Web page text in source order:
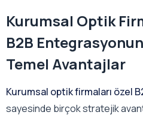
Kurumsal Optik
B2B
Temel Avantajlar
Kurumsal optik firmaları özel
sayesinde birçok stratejik